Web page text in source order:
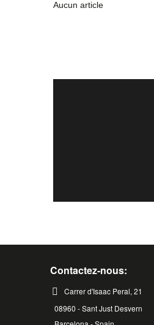
Aucun article
Contactez-nous:
Carrer d'Isaac Peral, 21
08960 - Sant Just Desvern